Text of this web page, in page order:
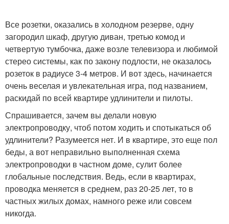
Все розетки, оказались в холодном резерве, одну
загородил шкаф, другую диван, третью комод и
четвертую тумбочка, даже возле телевизора и любимой
стерео системы, как по закону подлости, не оказалось
розеток в радиусе 3-4 метров. И вот здесь, начинается
очень веселая и увлекательная игра, под названием,
раскидай по всей квартире удлинители и пилоты.
Спрашивается, зачем вы делали новую
электропроводку, чтоб потом ходить и спотыкаться об
удлинители? Разумеется нет. И в квартире, это еще пол
беды, а вот неправильно выполненная схема
электропроводки в частном доме, сулит более
глобальные последствия. Ведь, если в квартирах,
проводка меняется в среднем, раз 20-25 лет, то в
частных жилых домах, намного реже или совсем
никогда.